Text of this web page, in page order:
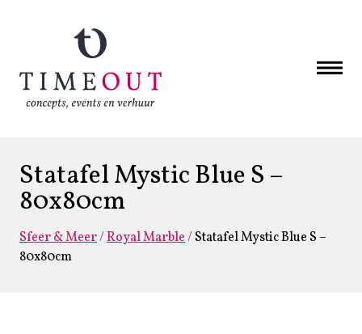
Statafel Mystic Blue S –
80x80cm
Sfeer & Meer/Royal Marble/Statafel Mystic Blue S –
80x80cm